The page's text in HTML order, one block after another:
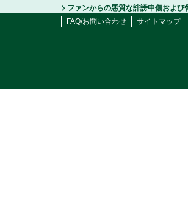
ファンからの悪質な誹謗中傷およ
FAQ/お問い合わせ
サイトマップ